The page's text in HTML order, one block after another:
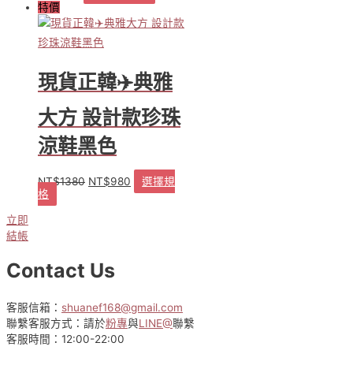
特價
現貨正韓✈️典雅
大方 設計款珍珠
涼鞋黑色
NT$1380 原
NT$980
選擇規
格
種
式。
可
在
立即
結帳
Contact Us
客服信箱： shuanef168@gmail.com
聯繫客服方式：請於粉專與LINE@聯繫
客服時間：12:00-22:00